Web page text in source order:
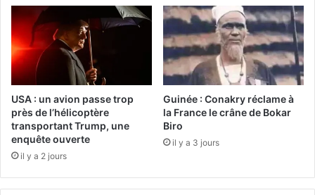
USA : un avion passe trop
près de l’hélicoptère
transportant Trump, une
enquête ouverte
il y a 2 jours
Guinée : Conakry réclame à
la France le crâne de Bokar
Biro
il y a 3 jours